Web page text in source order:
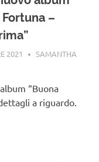
Fortuna –
2021
SAMANTHA
“Buona
a riguardo.